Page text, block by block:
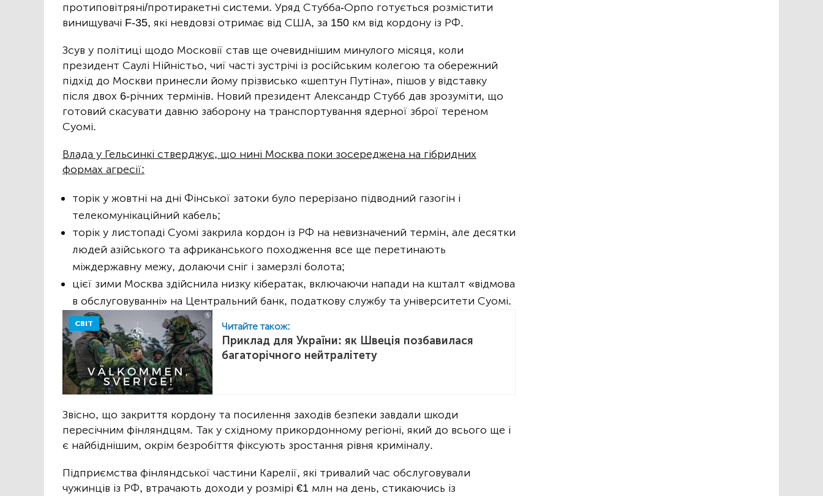
протиповітряні/протиракетні системи. Уряд Стубба-Орпо готується розмістити
винищувачі F-35, які невдовзі отримає від США, за 150 км від кордону із РФ.
Зсув у політиці щодо Московії став ще очевиднішим минулого місяця, коли
президент Саулі Нійністьо, чиї часті зустрічі із російським колегою та обережний
підхід до Москви принесли йому прізвисько «шептун Путіна», пішов у відставку
після двох 6-річних термінів. Новий президент Александр Стубб дав зрозуміти, що
готовий скасувати давню заборону на транспортування ядерної зброї тереном
Суомі.
Влада у Гельсинкі стверджує, що нині Москва поки зосереджена на гібридних
формах агресії:
торік у жовтні на дні Фінської затоки було перерізано підводний газогін і
телекомунікаційний кабель;
торік у листопаді Суомі закрила кордон із РФ на невизначений термін, але десятки
людей азійського та африканського походження все ще перетинають
міждержавну межу, долаючи сніг і замерзлі болота;
цієї зими Москва здійснила низку кібератак, включаючи напади на кшталт «відмова
в обслуговуванні» на Центральний банк, податкову службу та університети Суомі.
СВІТ Читайте також:
Приклад для України: як Швеція позбавилася
багаторічного нейтралітету
Звісно, що закриття кордону та посилення заходів безпеки завдали шкоди
пересічним фінляндцям. Так у східному прикордонному регіоні, який до всього ще і
є найбіднішим, окрім безробіття фіксують зростання рівня криміналу.
Підприємства фінляндської частини Карелії, які тривалий час обслуговували
чужинців із РФ, втрачають доходи у розмірі €1 млн на день, стикаючись із